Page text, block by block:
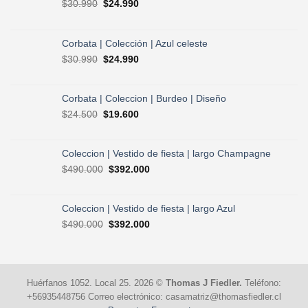
$30.990 El
era:
$30.990.
$24.990El
es:
$24.990.
Corbata | Colección | Azul celeste
$30.990 El
era:
$30.990.
$24.990El
es:
Corbata | Coleccion | Burdeo | Diseño
$24.500 El
era:
$24.500.
$19.600El
es:
$19.600.
Coleccion | Vestido de fiesta | largo Champagne
$490.000 El
era:
$490.000.
$392.000El
es:
Coleccion | Vestido de fiesta | largo Azul
$490.000 El
$392.000El
Huérfanos 1052. Local 25. 2026 © Thomas J Fiedler. Teléfono:
+56935448756 Correo electrónico: casamatriz@thomasfiedler.cl